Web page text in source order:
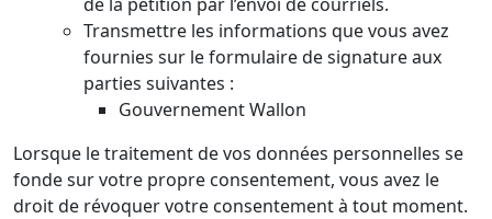
Transmettre les informations que vous avez
fournies sur le formulaire de signature aux
parties suivantes :
Gouvernement Wallon
Lorsque le traitement de vos données personnelles se
fonde sur votre propre consentement, vous avez le
droit de révoquer votre consentement à tout moment.